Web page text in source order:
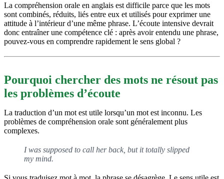
La compréhension orale en anglais est difficile parce que les mots
sont combinés, réduits, liés entre eux et utilisés pour exprimer une
attitude à l’intérieur d’une même phrase. L’écoute intensive devrait
donc entraîner une compétence clé : après avoir entendu une phrase,
pouvez-vous en comprendre rapidement le sens global ?
Pourquoi chercher des mots ne résout pas
les problèmes d’écoute
La traduction d’un mot est utile lorsqu’un mot est inconnu. Les
problèmes de compréhension orale sont généralement plus
complexes.
I was supposed to call her back, but it totally slipped
my mind.